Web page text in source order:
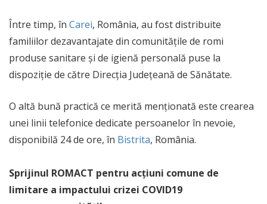
Între timp, în Carei, România, au fost distribuite
familiilor dezavantajate din comunitățile de romi
produse sanitare și de igienă personală puse la
dispoziție de către Direcția Județeană de Sănătate.
O altă bună practică ce merită menționată este crearea
unei linii telefonice dedicate persoanelor în nevoie,
disponibilă 24 de ore, în Bistrita, România.
Sprijinul ROMACT pentru acțiuni comune de
limitare a impactului crizei COVID19